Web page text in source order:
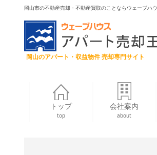
岡山市の不動産売却・不動産買取のことならウェーブハ
岡山のアパート・収益物件 売却専門サイト
トップ
top
会社案内
about